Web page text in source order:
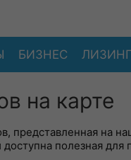
БИЗНЕС ЛИЗИНГ
на карте
представленная на
полезная для